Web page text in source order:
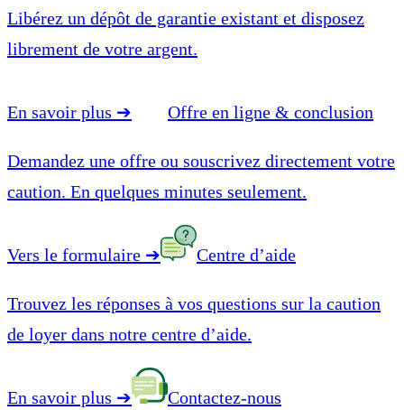
Libérez un dépôt de garantie existant et disposez
librement de votre argent.
En savoir plus ➔ Offre en ligne & conclusion
Demandez une offre ou souscrivez directement votre
caution. En quelques minutes seulement.
Vers le formulaire ➔ Centre d’aide
Trouvez les réponses à vos questions sur la caution
de loyer dans notre centre d’aide.
En savoir plus ➔ Contactez-nous